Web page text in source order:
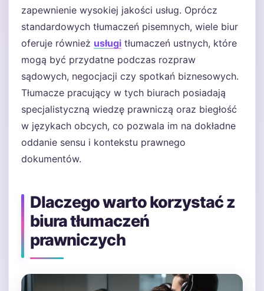
zapewnienie wysokiej jakości usług. Oprócz
standardowych tłumaczeń pisemnych, wiele biur
oferuje również usługi tłumaczeń ustnych, które
mogą być przydatne podczas rozpraw
sądowych, negocjacji czy spotkań biznesowych.
Tłumacze pracujący w tych biurach posiadają
specjalistyczną wiedzę prawniczą oraz biegłość
w językach obcych, co pozwala im na dokładne
oddanie sensu i kontekstu prawnego
dokumentów.
Dlaczego warto korzystać z
biura tłumaczeń
prawniczych